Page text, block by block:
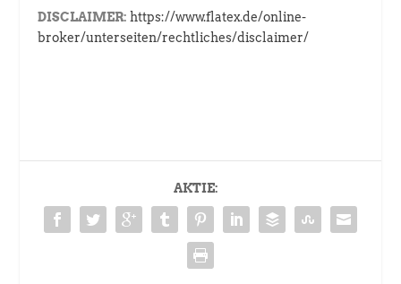
DISCLAIMER: https://www.flatex.de/online-
broker/unterseiten/rechtliches/disclaimer/
AKTIE: